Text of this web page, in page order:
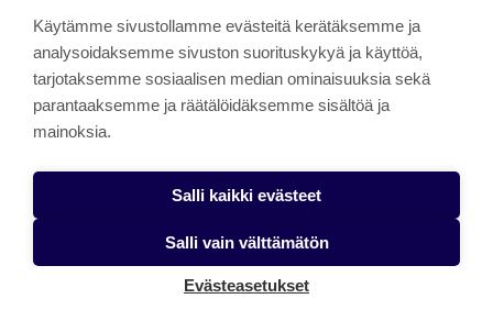
selvästi pienemmäksi – mikä voi viitata verkoston
liiketoimintakriittiseen pullonkaulaan: potentiaalisia
loppukäyttäjiä/ostajia on (tai ainakin ne tunnistuvat
aineistosta) suhteessa vähemmän kuin tuottaja- ja
Käytämme sivustollamme evästeitä kerätäksemme ja
analysoidaksemme sivuston suorituskykyä ja käyttöä,
tarjotaksemme sosiaalisen median ominaisuuksia sekä
parantaaksemme ja räätälöidäksemme sisältöä ja
mainoksia.
Salli kaikki evästeet
Salli vain välttämätön
Evästeasetukset